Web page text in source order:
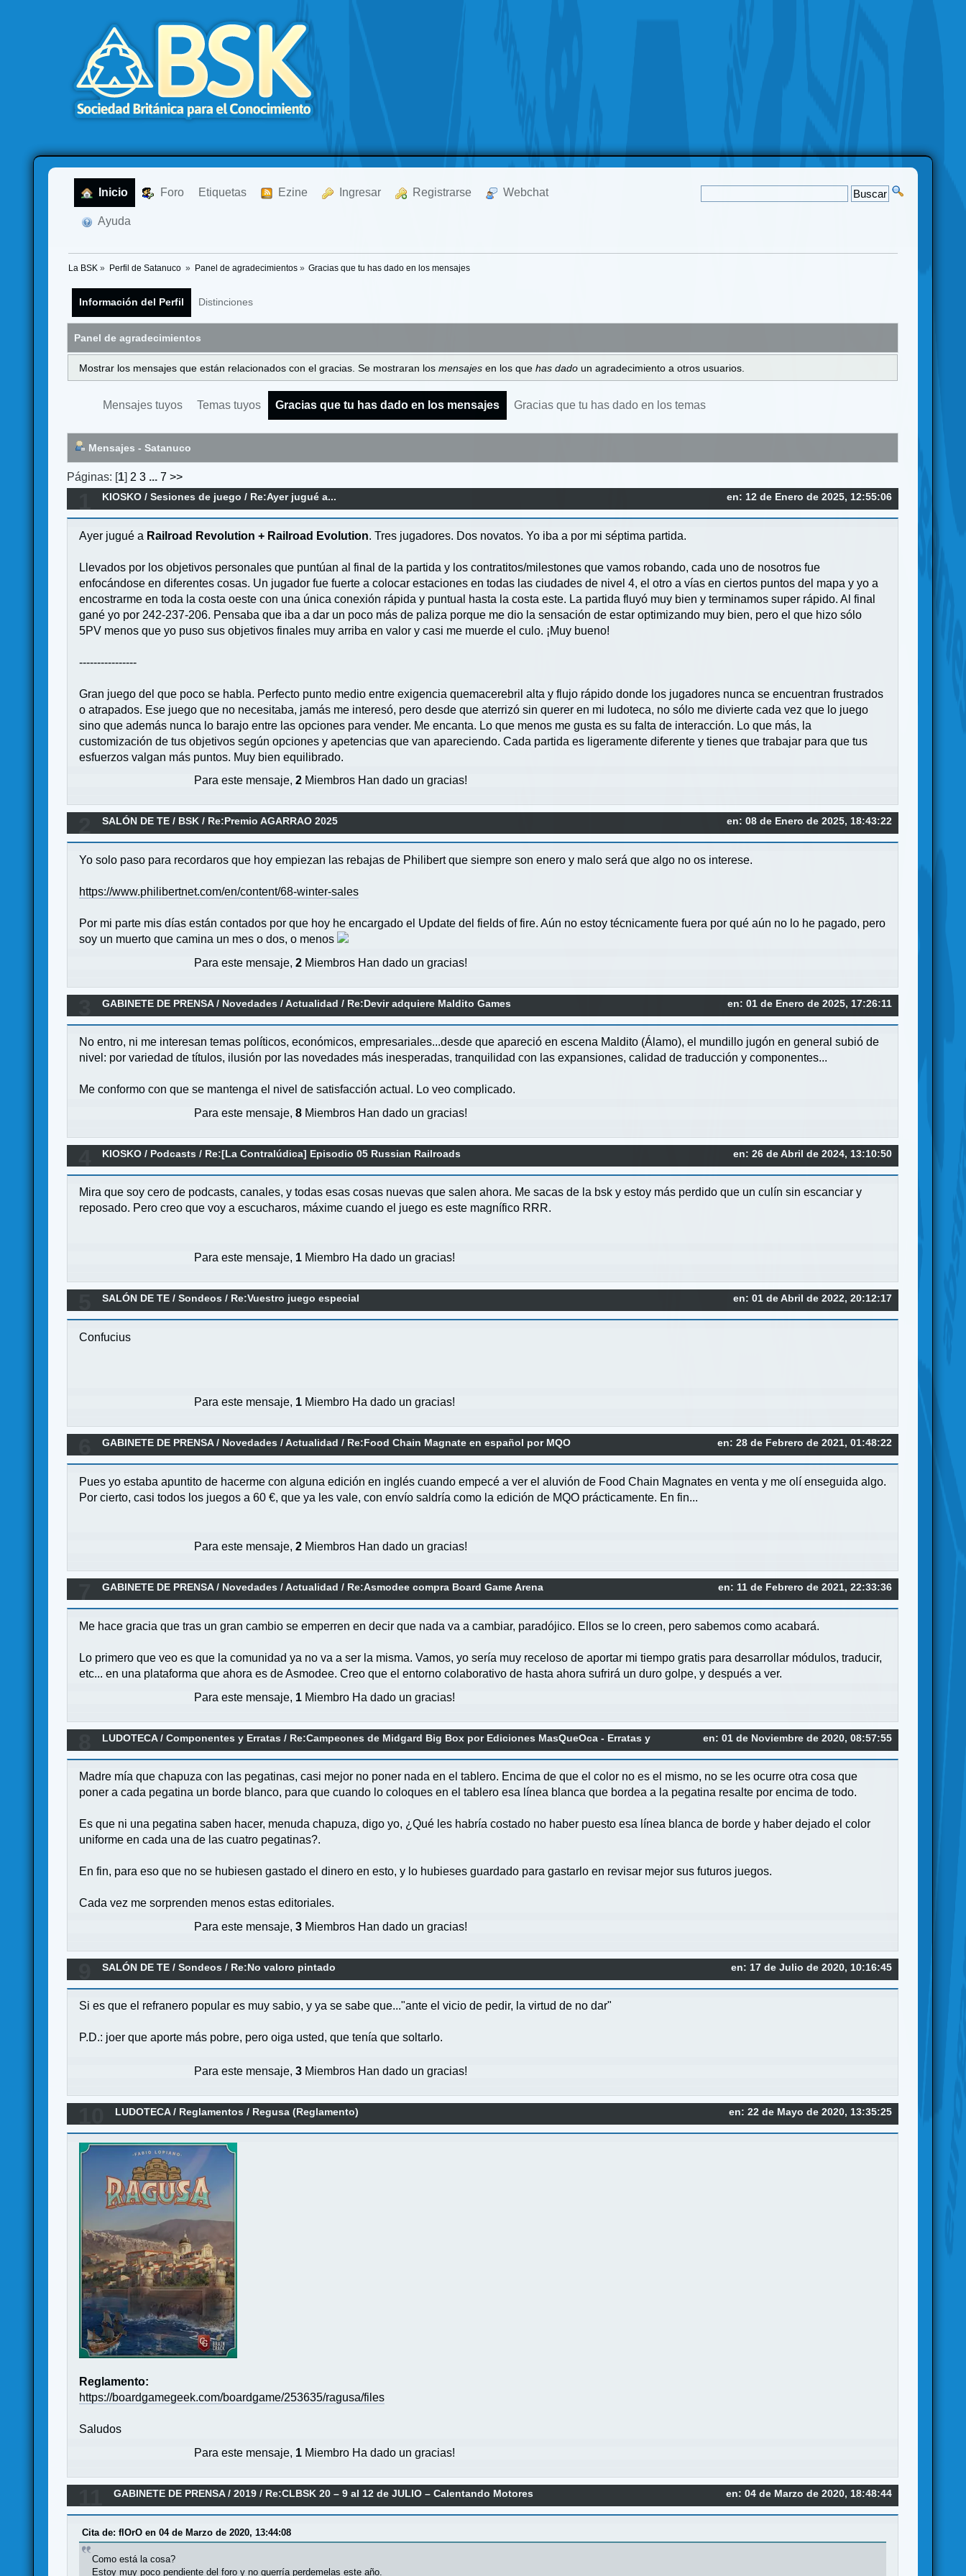
Inicio Foro Etiquetas Ezine Ingresar Registrarse Webchat
Ayuda
La BSK » Perfil de Satanuco » Panel de agradecimientos» Gracias que tu has dado en los mensajes
Información del Perfil Distinciones
Panel de agradecimientos
Mostrar los mensajes que están relacionados con el gracias. Se mostraran los mensajes en los que has dado un agradecimiento a otros usuarios.
Mensajes tuyos Temas tuyos Gracias que tu has dado en los mensajes Gracias que tu has dado en los temas
Mensajes - Satanuco
Páginas: [1] 2 3 ...7 >>
en: 12 de Enero de 2025, 12:55:06
KIOSKO /Sesiones de juego / Re:Ayer jugué a...
Ayer jugué a Railroad Revolution + Railroad Evolution. Tres jugadores. Dos novatos. Yo iba a por mi séptima partida.
Llevados por los objetivos personales que puntúan al final de la partida y los contratitos/milestones que vamos robando, cada uno de nosotros fue
enfocándose en diferentes cosas. Un jugador fue fuerte a colocar estaciones en todas las ciudades de nivel 4, el otro a vías en ciertos puntos del mapa y yo a
encostrarme en toda la costa oeste con una única conexión rápida y puntual hasta la costa este. La partida fluyó muy bien y terminamos super rápido. Al final
gané yo por 242-237-206. Pensaba que iba a dar un poco más de paliza porque me dio la sensación de estar optimizando muy bien, pero el que hizo sólo
5PV menos que yo puso sus objetivos finales muy arriba en valor y casi me muerde el culo. ¡Muy bueno!
----------------
Gran juego del que poco se habla. Perfecto punto medio entre exigencia quemacerebril alta y flujo rápido donde los jugadores nunca se encuentran frustrados
o atrapados. Ese juego que no necesitaba, jamás me interesó, pero desde que aterrizó sin querer en mi ludoteca, no sólo me divierte cada vez que lo juego
sino que además nunca lo barajo entre las opciones para vender. Me encanta. Lo que menos me gusta es su falta de interacción. Lo que más, la
customización de tus objetivos según opciones y apetencias que van apareciendo. Cada partida es ligeramente diferente y tienes que trabajar para que tus
esfuerzos valgan más puntos. Muy bien equilibrado.
Para este mensaje,2 Miembros Han dado un gracias!
en: 08 de Enero de 2025, 18:43:22
SALÓN DE TE / BSK / Re:Premio AGARRAO 2025
Yo solo paso para recordaros que hoy empiezan las rebajas de Philibert que siempre son enero y malo será que algo no os interese.
https://www.philibertnet.com/en/content/68-winter-sales
Por mi parte mis días están contados por que hoy he encargado el Update del fields of fire. Aún no estoy técnicamente fuera por qué aún no lo he pagado, pero
soy un muerto que camina un mes o dos, o menos
Para este mensaje,2 Miembros Han dado un gracias!
en: 01 de Enero de 2025, 17:26:11
GABINETE DE PRENSA/ Novedades / Actualidad / Re:Devir adquiere Maldito Games
No entro, ni me interesan temas políticos, económicos, empresariales...desde que apareció en escena Maldito (Álamo), el mundillo jugón en general subió de
nivel: por variedad de títulos, ilusión por las novedades más inesperadas, tranquilidad con las expansiones, calidad de traducción y componentes...
Me conformo con que se mantenga el nivel de satisfacción actual. Lo veo complicado.
Para este mensaje,8 Miembros Han dado un gracias!
en: 26 de Abril de 2024, 13:10:50
KIOSKO / Podcasts / Re:[La Contralúdica] Episodio 05 Russian Railroads
Mira que soy cero de podcasts, canales, y todas esas cosas nuevas que salen ahora. Me sacas de la bsk y estoy más perdido que un culín sin escanciar y
reposado. Pero creo que voy a escucharos, máxime cuando el juego es este magnífico RRR.
Para este mensaje, 1 Miembro Ha dado un gracias!
en: 01 de Abril de 2022, 20:12:17
SALÓN DE TE /Sondeos / Re:Vuestro juego especial
Confucius
Para este mensaje, 1 Miembro Ha dado un gracias!
en: 28 de Febrero de 2021, 01:48:22
GABINETE DE PRENSA/ Novedades / Actualidad / Re:Food Chain Magnate en español por MQO
Pues yo estaba apuntito de hacerme con alguna edición en inglés cuando empecé a ver el aluvión de Food Chain Magnates en venta y me olí enseguida algo.
Por cierto, casi todos los juegos a 60 €, que ya les vale, con envío saldría como la edición de MQO prácticamente. En fin...
Para este mensaje,2 Miembros Han dado un gracias!
en: 11 de Febrero de 2021, 22:33:36
GABINETE DE PRENSA/ Novedades / Actualidad / Re:Asmodee compra Board Game Arena
Me hace gracia que tras un gran cambio se emperren en decir que nada va a cambiar, paradójico. Ellos se lo creen, pero sabemos como acabará.
Lo primero que veo es que la comunidad ya no va a ser la misma. Vamos, yo sería muy receloso de aportar mi tiempo gratis para desarrollar módulos, traducir,
etc... en una plataforma que ahora es de Asmodee. Creo que el entorno colaborativo de hasta ahora sufrirá un duro golpe, y después a ver.
Para este mensaje, 1 Miembro Ha dado un gracias!
en: 01 de Noviembre de 2020, 08:57:55
LUDOTECA/Componentes y Erratas / Re:Campeones de Midgard Big Box por Ediciones MasQueOca - Erratas y
Madre mía que chapuza con las pegatinas, casi mejor no poner nada en el tablero. Encima de que el color no es el mismo, no se les ocurre otra cosa que
poner a cada pegatina un borde blanco, para que cuando lo coloques en el tablero esa línea blanca que bordea a la pegatina resalte por encima de todo.
Es que ni una pegatina saben hacer, menuda chapuza, digo yo, ¿Qué les habría costado no haber puesto esa línea blanca de borde y haber dejado el color
uniforme en cada una de las cuatro pegatinas?.
En fin, para eso que no se hubiesen gastado el dinero en esto, y lo hubieses guardado para gastarlo en revisar mejor sus futuros juegos.
Cada vez me sorprenden menos estas editoriales.
Para este mensaje,3 Miembros Han dado un gracias!
en: 17 de Julio de 2020, 10:16:45
SALÓN DE TE /Sondeos / Re:No valoro pintado
Si es que el refranero popular es muy sabio, y ya se sabe que..."ante el vicio de pedir, la virtud de no dar"
P.D.: joer que aporte más pobre, pero oiga usted, que tenía que soltarlo.
Para este mensaje,3 Miembros Han dado un gracias!
en: 22 de Mayo de 2020, 13:35:25
LUDOTECA/ Reglamentos / Regusa (Reglamento)
Reglamento:
https://boardgamegeek.com/boardgame/253635/ragusa/files
Saludos
Para este mensaje, 1 Miembro Ha dado un gracias!
en: 04 de Marzo de 2020, 18:48:44
GABINETE DE PRENSA/2019 / Re:CLBSK 20 – 9 al 12 de JULIO – Calentando Motores
Cita de: flOrO en 04 de Marzo de 2020, 13:44:08
Como está la cosa?
Estoy muy poco pendiente del foro y no querría perdemelas este año.